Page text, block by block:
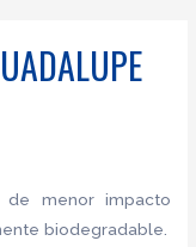
menor impacto
biodegradable.